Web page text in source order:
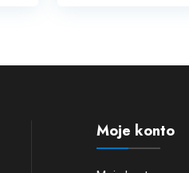
Moje konto